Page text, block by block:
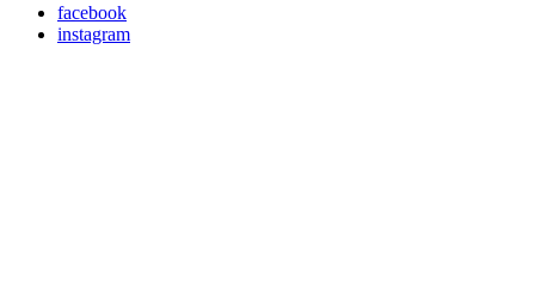
facebook
instagram